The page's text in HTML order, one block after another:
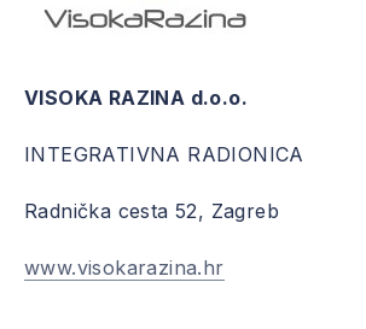
VISOKA RAZINA d.o.o.
INTEGRATIVNA RADIONICA
Radnička cesta 52, Zagreb
www.visokarazina.hr